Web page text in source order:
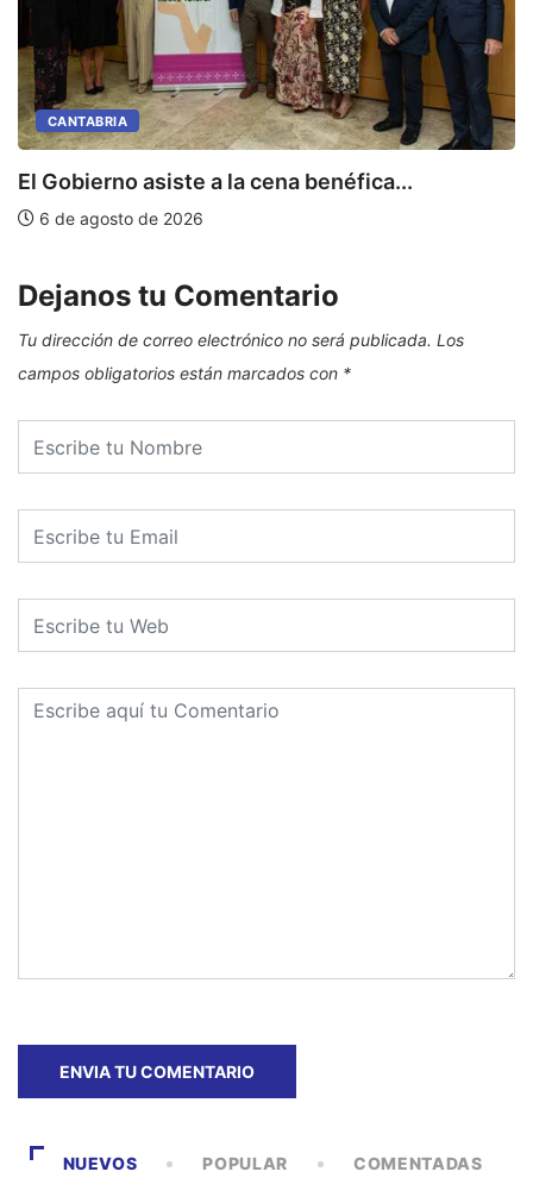
CANTABRIA
El Gobierno asiste a la cena benéfica...
6 de agosto de 2026
Dejanos tu Comentario
Tu dirección de correo electrónico no será publicada. Los
campos obligatorios están marcados con *
NUEVOS POPULAR COMENTADAS